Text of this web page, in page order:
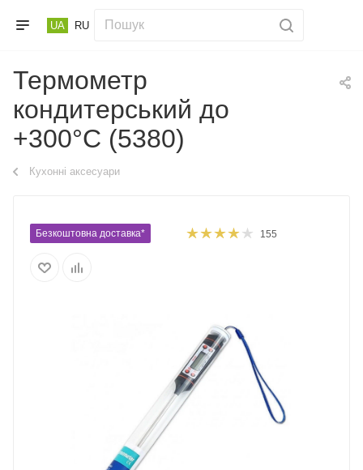
UA RU
Термометр
кондитерський до
+300°C (5380)
Кухонні аксесуари
Безкоштовна доставка* 155